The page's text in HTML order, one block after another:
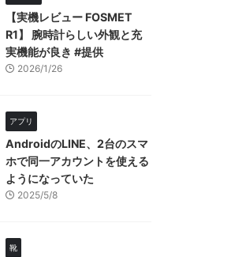
【実機レビュー FOSMET
R1】 腕時計らしい外観と充
実機能が良き #提供
2026/1/26
アプリ
AndroidのLINE、2台のスマ
ホで同一アカウントを使える
ようになっていた
2025/5/8
靴